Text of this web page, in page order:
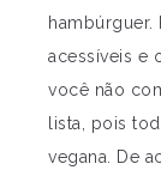
hambúrguer.
acessíveis e
você não
lista, pois
vegana. De